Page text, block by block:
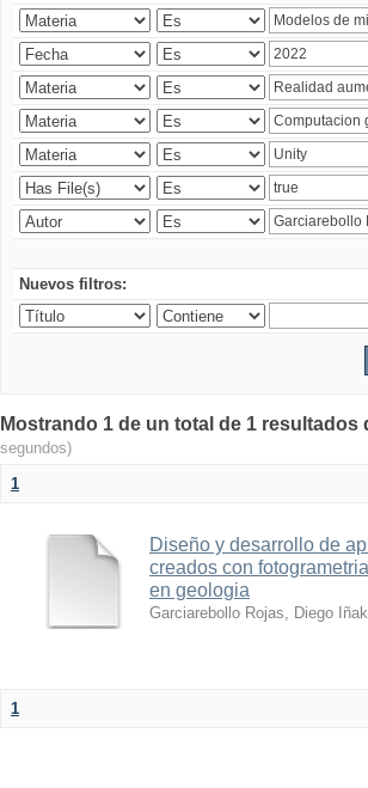
Nuevos filtros:
Mostrando 1 de un total de 1
segundos)
1
Diseño y desarrollo de
creados con
en geologia
Garciarebollo Rojas, Diego
1